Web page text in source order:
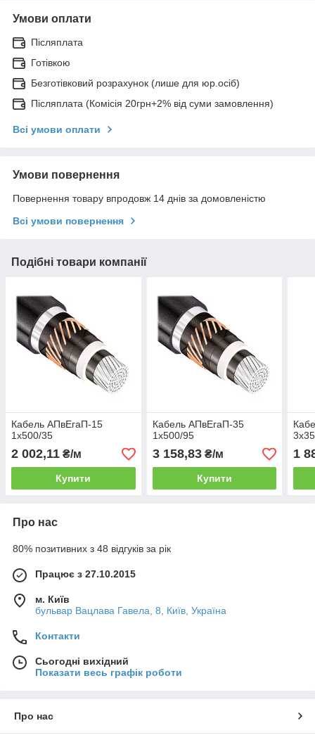
Умови оплати
Післяплата
Готівкою
Безготівковий розрахунок (лише для юр.осіб)
Післяплата (Комісія 20грн+2% від суми замовлення)
Всі умови оплати
Умови повернення
Повернення товару впродовж 14 днів за домовленістю
Всі умови повернення
Подібні товари компанії
Кабель АПвЕгаП-15
1х500/35
2 002,11 ₴/м
Купити
Кабель АПвЕгаП-35
1х500/95
3 158,83₴/м
Купити
1
Про нас
80% позитивних з 48 відгуків за рік
Працює з 27.10.2015
м. Київ
бульвар Вацлава Гавела, 8, Київ, Україна
Контакти
Сьогодні вихідний
Показати весь графік роботи
Про нас